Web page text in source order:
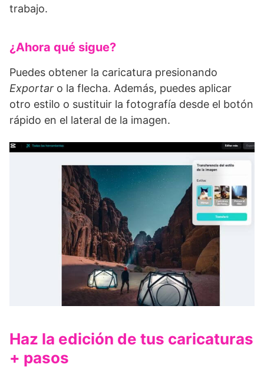
trabajo.
¿Ahora qué sigue?
Puedes obtener la caricatura presionando
Exportar o la flecha. Además, puedes aplicar
otro estilo o sustituir la fotografía desde el botón
rápido en el lateral de la imagen.
Haz la edición de tus caricaturas
+ pasos